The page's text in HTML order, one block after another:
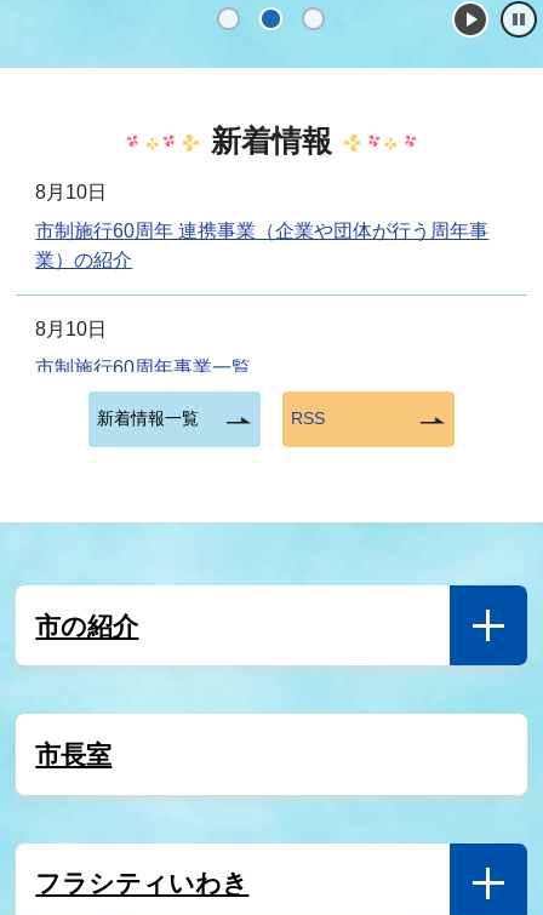
1 2 3
新着情報
8月10日
市制施行60周年 連携事業（企業や団体が行う周年事
業）の紹介
8月10日
市制施行60周年事業一覧
令和７年度 いわき市総合コールセンター利用状況
さはこの湯公衆浴場
新着情報一覧 RSS
市の紹介
市長室
フラシティいわき